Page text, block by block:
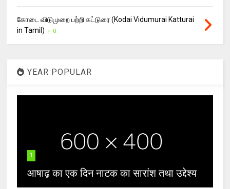
கோடை விடுமுறை பற்றி கட்டுரை (Kodai Vidumurai Katturai
in Tamil)
0
YEAR POPULAR
1
आषाढ़ का एक दिन नाटक का सारांश तथा उद्देश्य